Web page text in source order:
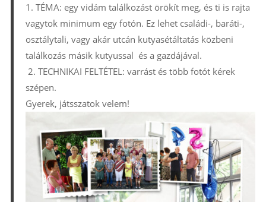
1. TÉMA: egy vidám találkozást örökít meg, és ti is rajta
vagytok minimum egy fotón. Ez lehet családi-, baráti-,
osztálytali, vagy akár utcán kutyasétáltatás közbeni
találkozás másik kutyussal és a gazdájával.
2. TECHNIKAI FELTÉTEL: varrást és több fotót kérek
szépen.
Gyerek, játsszatok velem!